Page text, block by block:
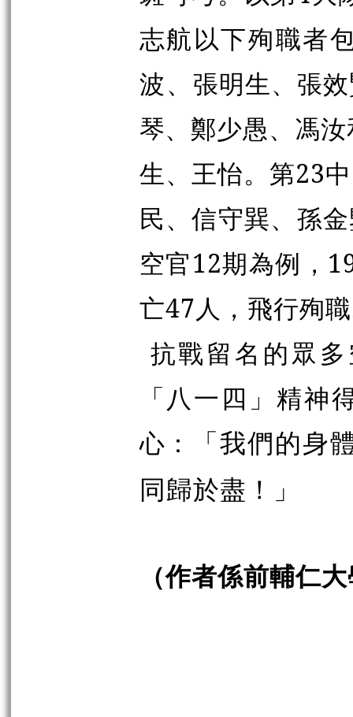
志航以下殉職者
波、 張明生、張
琴、鄭少愚、馮
生、王怡。第23
民、信守巽、孫
空官12期為例，
亡47人，飛行殉
抗戰留名的眾
「八一四」精神
心：
「我們的身
同歸於盡！」
（作者係前輔仁